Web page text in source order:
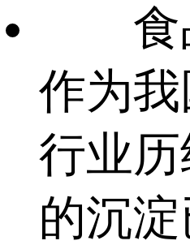
食
作为
行业
的沉